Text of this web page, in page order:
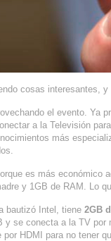
cosas interesantes,
el evento. Ya
a la Televisión
más
es más económico
y 1GB de RAM. Lo
bautizó Intel, tiene 2GB
y se conecta a la TV
HDMI para no tener